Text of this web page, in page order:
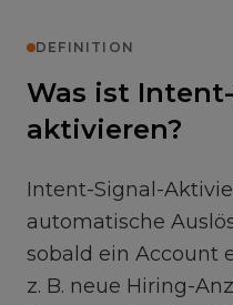
DEFINITION
Was ist
aktivieren?
Intent-Signal-
automatische
sobald ein Account
z. B. neue Hiring-